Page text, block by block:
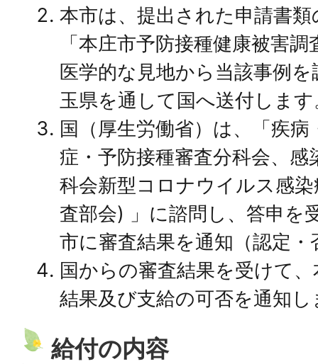
本市は、提出された申請書
「本庄市予防接種健康被害
医学的な見地から当該事例
玉県を通して国へ送付しま
国（厚生労働省）は、「疾
症・予防接種審査分科会、感
科会新型コロナウイルス感
査部会) 」に諮問し、答申を
市に審査結果を通知（認定
国からの審査結果を受けて
結果及び支給の可否を通知し
給付の内容